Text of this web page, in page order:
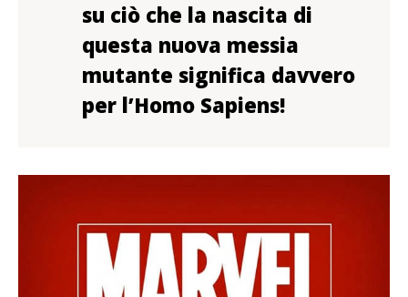
su ciò che la nascita di
questa nuova messia
mutante significa davvero
per l’Homo Sapiens!